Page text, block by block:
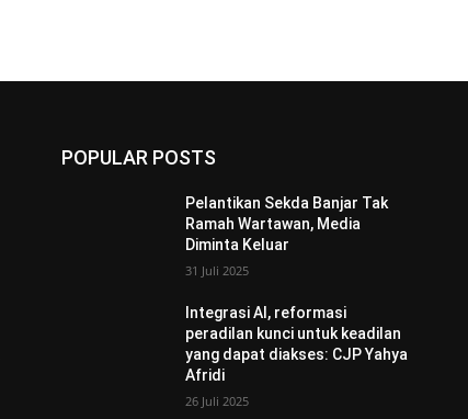
POPULAR POSTS
Pelantikan Sekda Banjar Tak
Ramah Wartawan, Media
Diminta Keluar
31 Juli 2025
Integrasi AI, reformasi
peradilan kunci untuk keadilan
yang dapat diakses: CJP Yahya
Afridi
26 Juli 2025